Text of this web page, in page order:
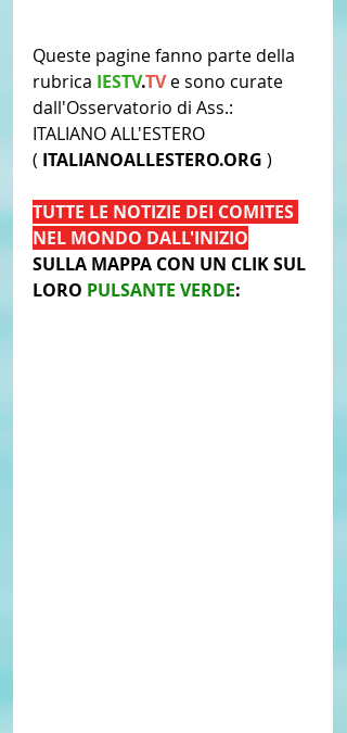
Queste pagine fanno parte della
rubrica IESTV.TV e sono curate
dall'Osservatorio di Ass.:
ITALIANO ALL'ESTERO
( ITALIANOALLESTERO.ORG )
TUTTE LE NOTIZIE DEI COMITES
NEL MONDO DALL'INIZIO
SULLA MAPPA CON UN CLIK SUL
LORO PULSANTE VERDE: